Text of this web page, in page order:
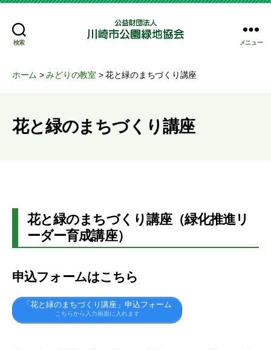
検索
財
川
崎
協
メニュー
ホーム >みどりの教室 >花と緑のまちづくり講座
花と緑のまちづくり講座
花と緑のまちづくり講座（緑化推進リ
ーダー育成講座）
申込フォームはこちら
「花と緑のまちづくり講座」申込フォーム
こちらから入力画面に入れます